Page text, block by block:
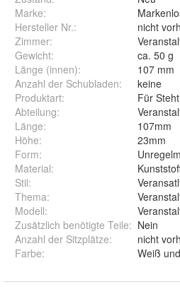
Marke:
Hersteller Nr.:
nicht
Zimmer:
Gewicht:
ca. 50 g
Länge (innen):
107 mm
Anzahl der Schubladen:
keine
Produktart:
Für
Abteilung:
Länge:
107mm
Höhe:
23mm
Form:
Material:
Stil:
Thema:
Modell:
Zusätzlich benötigte Teile: Nein
Anzahl der Sitzplätze:
nicht
Farbe: